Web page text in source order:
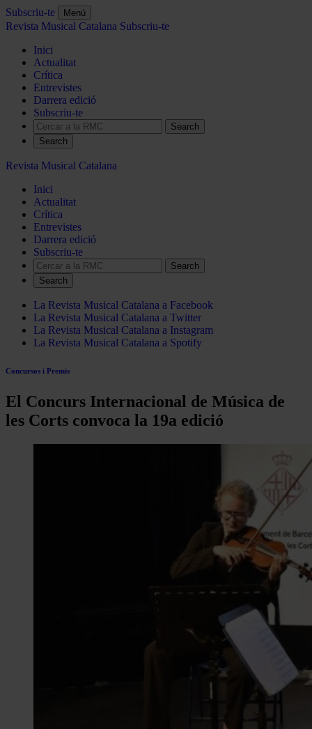
Subscriu-te Menú
Revista Musical Catalana Subscriu-te
Inici
Actualitat
Crítica
Entrevistes
Darrera edició
Subscriu-te
Search
Revista Musical Catalana
Inici
Actualitat
Crítica
Entrevistes
Darrera edició
Subscriu-te
Search
La Revista Musical Catalana a Facebook
La Revista Musical Catalana a Twitter
La Revista Musical Catalana a Instagram
La Revista Musical Catalana a Spotify
Concursos i Premis
El Concurs Internacional de Música de
les Corts convoca la 19a edició